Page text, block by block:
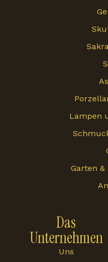
Das
Unternehmen
Uns
Lampen
Garten